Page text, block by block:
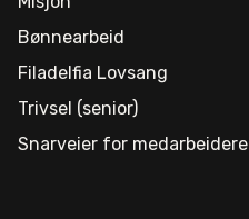
Bønnearbeid
Filadelfia Lovsang
Trivsel (senior)
Snarveier for medarbeidere